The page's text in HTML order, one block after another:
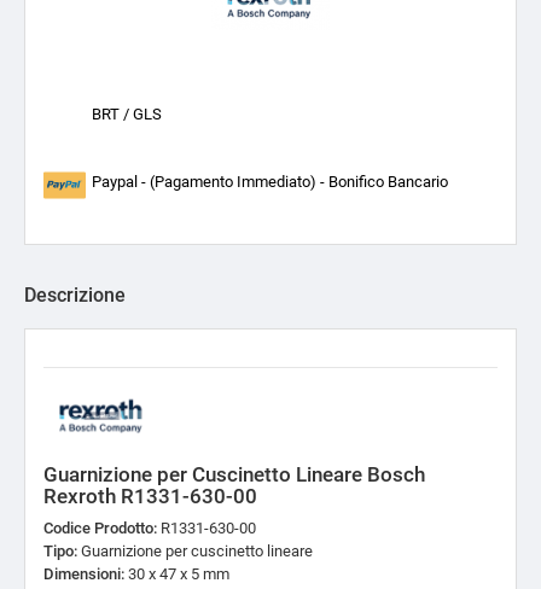
BRT / GLS
Paypal - (Pagamento Immediato) - Bonifico Bancario
Descrizione
Guarnizione per Cuscinetto Lineare Bosch
Rexroth R1331-630-00
Codice Prodotto: R1331-630-00
Tipo: Guarnizione per cuscinetto lineare
Dimensioni: 30 x 47 x 5 mm